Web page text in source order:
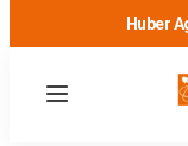
Huber
Menu